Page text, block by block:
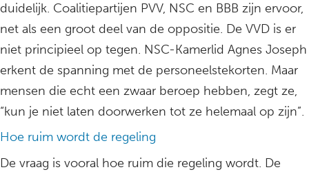
duidelijk. Coalitiepartijen PVV, NSC en BBB zijn ervoor,
net als een groot deel van de oppositie. De VVD is er
niet principieel op tegen. NSC-Kamerlid Agnes Joseph
erkent de spanning met de personeelstekorten. Maar
mensen die echt een zwaar beroep hebben, zegt ze,
“kun je niet laten doorwerken tot ze helemaal op zijn”.
Hoe ruim wordt de regeling
De vraag is vooral hoe ruim die regeling wordt. De